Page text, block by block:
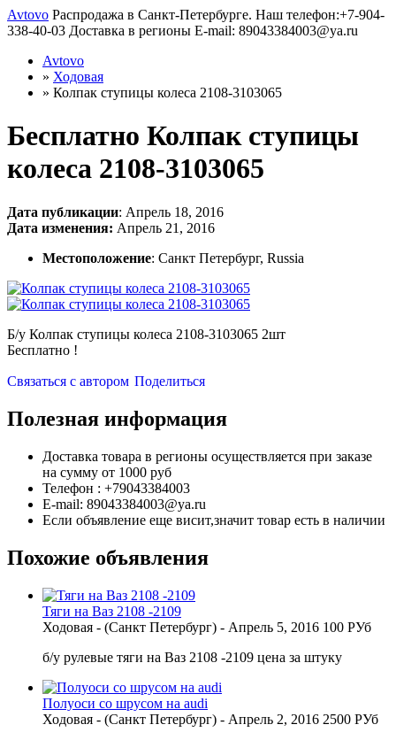
Avtovo Распродажа в Санкт-Петербурге. Наш телефон:+7-904-
338-40-03 Доставка в регионы E-mail: 89043384003@ya.ru
Avtovo
» Ходовая
» Колпак ступицы колеса 2108-3103065
Бесплатно Колпак ступицы
колеса 2108-3103065
Дата публикации: Апрель 18, 2016
Дата изменения: Апрель 21, 2016
Местоположение: Санкт Петербург, Russia
Б/у Колпак ступицы колеса 2108-3103065 2шт
Бесплатно !
Связаться с автором Поделиться
Полезная информация
Доставка товара в регионы осуществляется при заказе
на сумму от 1000 руб
Телефон : +79043384003
E-mail: 89043384003@ya.ru
Если объявление еще висит,значит товар есть в наличии
Похожие объявления
Тяги на Ваз 2108 -2109
Ходовая - (Санкт Петербург) - Апрель 5, 2016 100 РУб
б/у рулевые тяги на Ваз 2108 -2109 цена за штуку
Полуоси со шрусом на audi
Ходовая - (Санкт Петербург) - Апрель 2, 2016 2500 РУб